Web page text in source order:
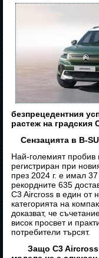
безпрецедентния
растеж на градския
Сензацията в B-
Най-големият
регистриран при
през 2024 г. е имал
рекордните 635
C3 Aircross в един от
категорията на
доказват, че
висок просвет и
потребители търсят.
Защо C3 Aircross